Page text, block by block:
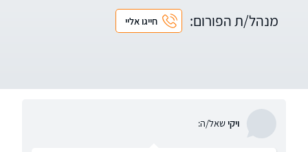
מנהל/ת הפורום: חייגו אליי
ויקישאל/ה: